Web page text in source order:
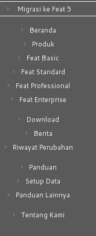
Migrasi ke Feat 5
Beranda
Produk
Feat Basic
Feat Standard
Feat Professional
Feat Enterprise
Download
Berita
Riwayat Perubahan
Panduan
Setup Data
Panduan Lainnya
Tentang Kami